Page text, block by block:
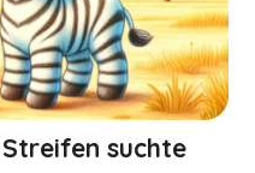
suchte